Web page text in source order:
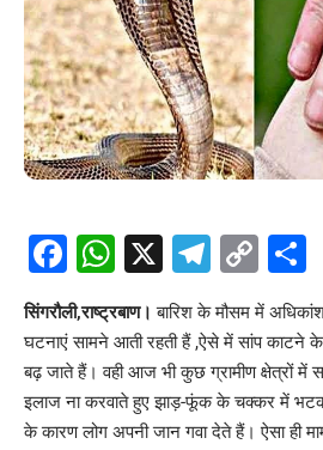
Facebook
WhatsApp
X
Copy
Link
सिंगरौली,राष्ट्रबाण। बारिश के मौसम में
घटनाएं सामने आती रहती हैं ,ऐसे में सांप काटने
बढ़ जाते हैं। वही आज भी कुछ ग्रामीण क्षेत्रों में
इलाज ना करवाते हुए झाड़-फूंक के चक्कर में
के कारण लोग अपनी जान गवा देते हैं। ऐसा ही